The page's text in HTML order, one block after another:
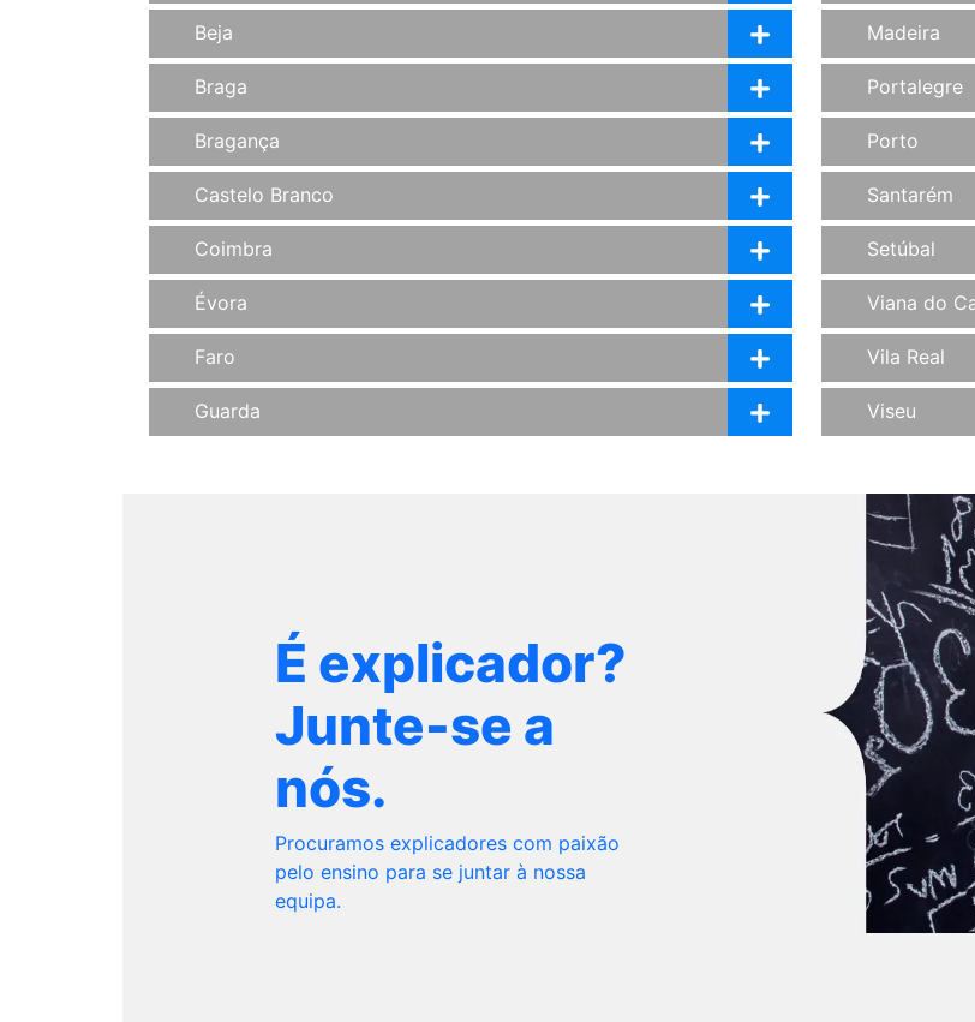
Beja
Braga
Bragança
Castelo Branco
Coimbra
Évora
Faro
Guarda
Madeira
Portalegre
Porto
Santarém
Setúbal
Viana do
Vila Real
Viseu
É explicador?
Junte-se a
nós.
Procuramos explicadores com paixão
pelo ensino para se juntar à nossa
equipa.